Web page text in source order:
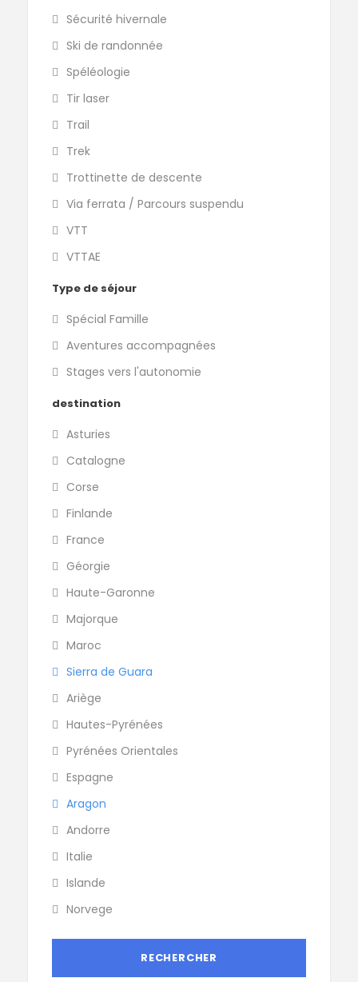
Sécurité hivernale
Ski de randonnée
Spéléologie
Tir laser
Trail
Trek
Trottinette de descente
Via ferrata / Parcours suspendu
VTT
VTTAE
Type de séjour
Spécial Famille
Aventures accompagnées
Stages vers l'autonomie
destination
Asturies
Catalogne
Corse
Finlande
France
Géorgie
Haute-Garonne
Majorque
Maroc
Sierra de Guara
Ariège
Hautes-Pyrénées
Pyrénées Orientales
Espagne
Aragon
Andorre
Italie
Islande
Norvege